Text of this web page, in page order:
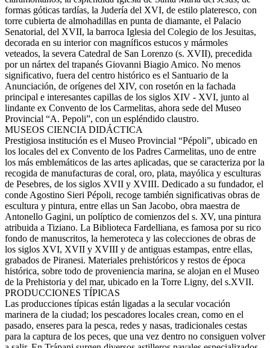
formas góticas tardías, la Judería del XVI, de estilo plateresco, con
torre cubierta de almohadillas en punta de diamante, el Palacio
Senatorial, del XVII, la barroca Iglesia del Colegio de los Jesuitas,
decorada en su interior con magníficos estucos y mármoles
veteados, la severa Catedral de San Lorenzo (s. XVII), precedida
por un nártex del trapanés Giovanni Biagio Amico. No menos
significativo, fuera del centro histórico es el Santuario de la
Anunciación, de orígenes del XIV, con rosetón en la fachada
principal e interesantes capillas de los siglos XIV - XVI, junto al
lindante ex Convento de los Carmelitas, ahora sede del Museo
Provincial “A. Pepoli”, con un espléndido claustro.
MUSEOS CIENCIA DIDÁCTICA
Prestigiosa institución es el Museo Provincial “Pépoli”, ubicado en
los locales del ex Convento de los Padres Carmelitas, uno de entre
los más emblemáticos de las artes aplicadas, que se caracteriza por la
recogida de manufacturas de coral, oro, plata, mayólica y esculturas
de Pesebres, de los siglos XVII y XVIII. Dedicado a su fundador, el
conde Agostino Sieri Pépoli, recoge también significativas obras de
escultura y pintura, entre ellas un San Jacobo, obra maestra de
Antonello Gagini, un políptico de comienzos del s. XV, una pintura
atribuida a Tiziano. La Biblioteca Fardelliana, es famosa por su rico
fondo de manuscritos, la hemeroteca y las colecciones de obras de
los siglos XVI, XVII y XVIII y de antiguas estampas, entre ellas,
grabados de Piranesi. Materiales prehistóricos y restos de época
histórica, sobre todo de proveniencia marina, se alojan en el Museo
de la Prehistoria y del mar, ubicado en la Torre Ligny, del s.XVII.
PRODUCCIONES TÍPICAS
Las producciones típicas están ligadas a la secular vocación
marinera de la ciudad; los pescadores locales crean, como en el
pasado, enseres para la pesca, redes y nasas, tradicionales cestas
para la captura de los peces, que una vez dentro no consiguen volver